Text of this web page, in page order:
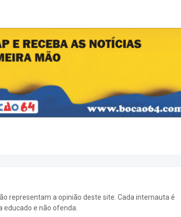
representam a opinião deste site. Cada internauta é
educado e não ofenda.